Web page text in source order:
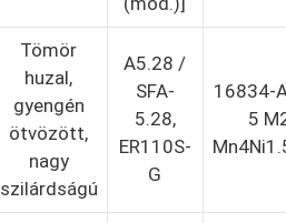
Tömör
huzal,
gyengén
ötvözött,
nagy
szilárdságú
A5.28 /
SFA-
5.28,
ER110S-
G
16834-
5